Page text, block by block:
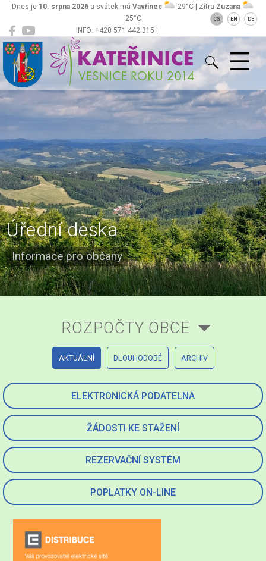
INFO: +420 571 442 315 |
ou@obeckaterinice.cz
Dnes je 10. srpna 2026 a svátek má Vavřinec 29°C | Zítra Zuzana
25°C
CS EN DE
Kateřinice
Úřední deska
Informace pro občany
ELEKTRONICKÁ PODATELNA
ŽÁDOSTI KE STAŽENÍ
REZERVAČNÍ SYSTÉM
POPLATKY ON-LINE
ROZPOČTY OBCE
AKTUÁLNÍ DLOUHODOBÉ ARCHIV